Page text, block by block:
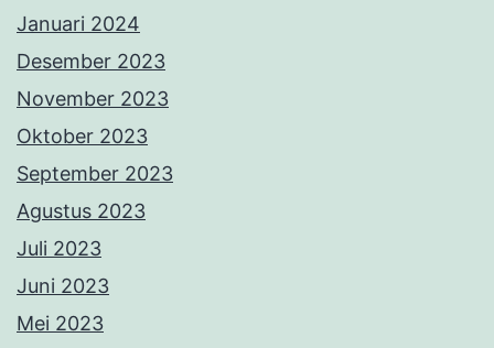
Januari 2024
Desember 2023
November 2023
Oktober 2023
September 2023
Agustus 2023
Juli 2023
Juni 2023
Mei 2023